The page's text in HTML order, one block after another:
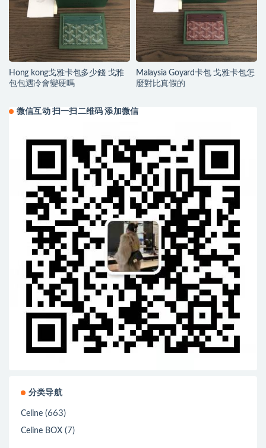
Hong kong戈雅卡包多少錢 戈雅
包包遇冷會變硬嗎
Malaysia Goyard卡包 戈雅卡包怎
麼對比真假的
微信互动 扫一扫二维码 添加微信
分类导航
Celine (663)
Celine BOX (7)